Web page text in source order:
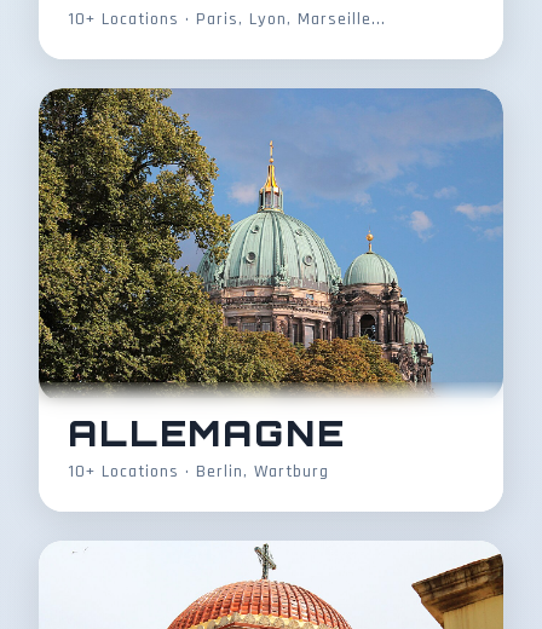
10+ Locations • Paris, Lyon, Marseille...
ALLEMAGNE
10+ Locations • Berlin, Wartburg